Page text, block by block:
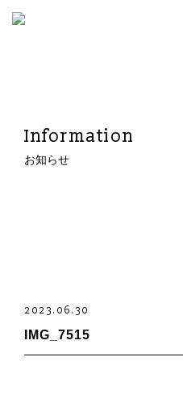
Information
お知らせ
2023.06.30
IMG_7515